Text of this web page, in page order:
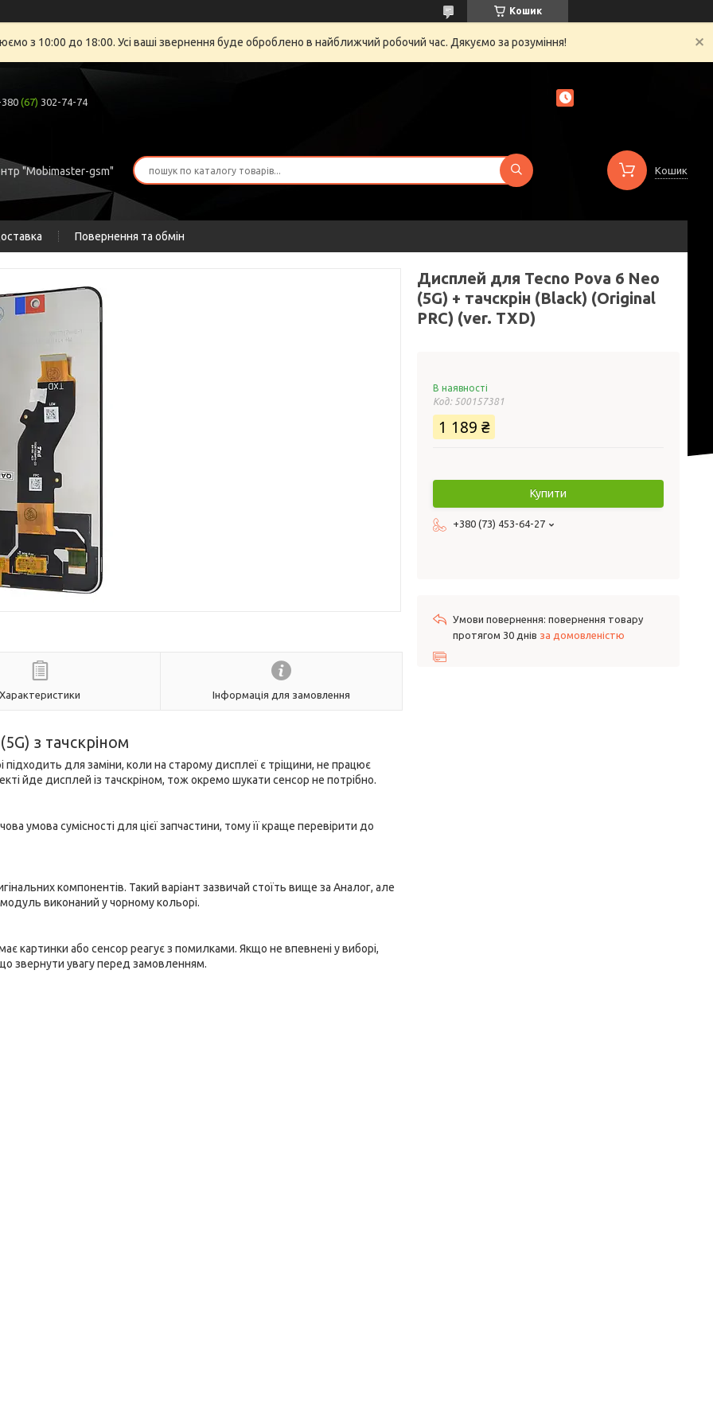
Кошик
з 10:00 до 18:00. Усі ваші звернення буде оброблено в найближчий робочий час. Дякуємо за розуміння!
(67) 302-74-74
"Mobimaster-gsm" Кошик
Повернення та обмін
Характеристики Інформація для замовлення
з тачскріном
для заміни, коли на старому дисплеї є тріщини, не працює
йде дисплей із тачскріном, тож окремо шукати сенсор не потрібно.
умова сумісності для цієї запчастини, тому її краще перевірити до
компонентів. Такий варіант зазвичай стоїть вище за Аналог, але
виконаний у чорному кольорі.
картинки або сенсор реагує з помилками. Якщо не впевнені у виборі,
звернути увагу перед замовленням.
Дисплей для Tecno Pova 6 Neo
(5G) + тачскрін (Black) (Original
PRC) (ver. TXD)
В наявності
Код: 500157381
1 189 ₴
Купити
+380 (73) 453-64-27
повернення товару
протягом 30 днів за домовленістю